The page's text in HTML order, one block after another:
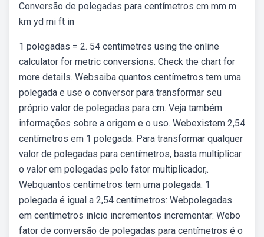
Conversão de polegadas para centímetros cm mm m
km yd mi ft in
1 polegadas = 2. 54 centimetres using the online
calculator for metric conversions. Check the chart for
more details. Websaiba quantos centímetros tem uma
polegada e use o conversor para transformar seu
próprio valor de polegadas para cm. Veja também
informações sobre a origem e o uso. Webexistem 2,54
centímetros em 1 polegada. Para transformar qualquer
valor de polegadas para centímetros, basta multiplicar
o valor em polegadas pelo fator multiplicador,.
Webquantos centímetros tem uma polegada. 1
polegada é igual a 2,54 centímetros: Webpolegadas
em centímetros início incrementos incrementar: Webo
fator de conversão de polegadas para centímetros é o